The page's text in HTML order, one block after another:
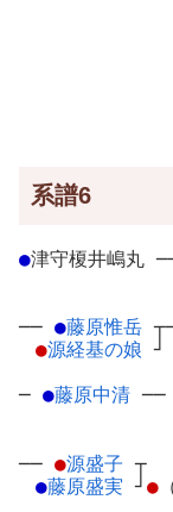
系譜6
●津守榎井嶋丸 ─
── ●藤原惟岳 ┬
●源経基の娘 ┘
─ ●藤原中清 ──
── ●源盛子 ┬
●藤原盛実 ┘ ●